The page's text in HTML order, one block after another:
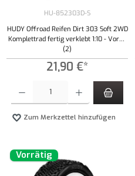
HU-852303D-S
HUDY Offroad Reifen Dirt 303 Soft 2WD
Komplettrad fertig verklebt 1:10 - Vorne
(2)
21,90 €*
Zum Merkzettel hinzufügen
Vorrätig